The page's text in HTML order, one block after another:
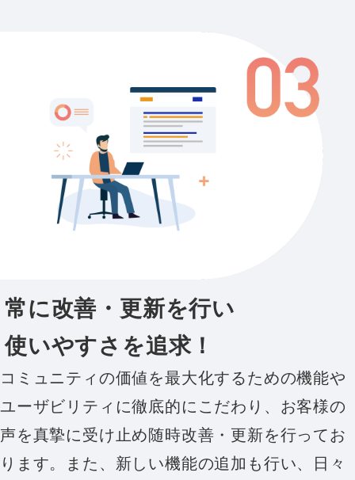
常に改善・更新を行い
使いやすさを追求！
コミュニティの価値を最大化するための機能や
ユーザビリティに徹底的にこだわり、お客様の
声を真摯に受け止め随時改善・更新を行ってお
ります。また、新しい機能の追加も行い、日々